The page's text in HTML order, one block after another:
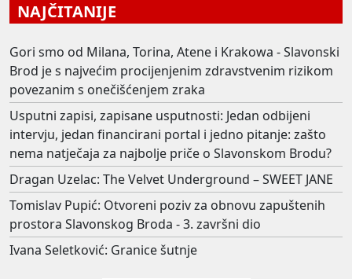
NAJČITANIJE
Gori smo od Milana, Torina, Atene i Krakowa - Slavonski
Brod je s najvećim procijenjenim zdravstvenim rizikom
povezanim s onečišćenjem zraka
Usputni zapisi, zapisane usputnosti: Jedan odbijeni
intervju, jedan financirani portal i jedno pitanje: zašto
nema natječaja za najbolje priče o Slavonskom Brodu?
Dragan Uzelac: The Velvet Underground – SWEET JANE
Tomislav Pupić: Otvoreni poziv za obnovu zapuštenih
prostora Slavonskog Broda - 3. završni dio
Ivana Seletković: Granice šutnje